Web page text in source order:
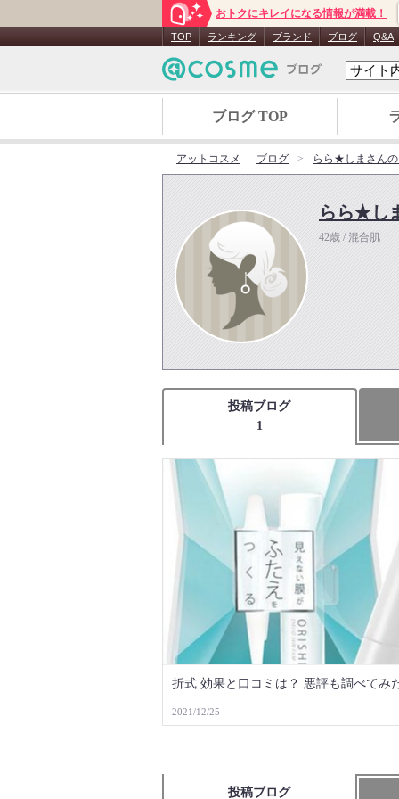
おトクにキレイになる情報が満載！
TOP ランキング ブランド ブログ Q&A
ブログ TOP
アットコスメ ブログ らら★しまさん
らら★し
42歳 / 混合肌
投稿ブログ
1
折式 効果と口コミは？ 悪評も調べてみ
2021/12/25
投稿ブログ